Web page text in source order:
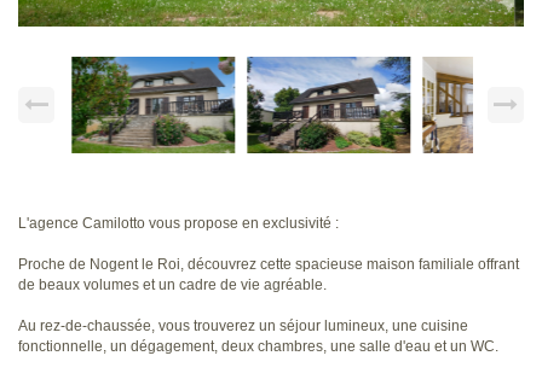
L'agence Camilotto vous propose en exclusivité :
Proche de Nogent le Roi, découvrez cette spacieuse maison familiale offrant
de beaux volumes et un cadre de vie agréable.
Au rez-de-chaussée, vous trouverez un séjour lumineux, une cuisine
fonctionnelle, un dégagement, deux chambres, une salle d'eau et un WC.